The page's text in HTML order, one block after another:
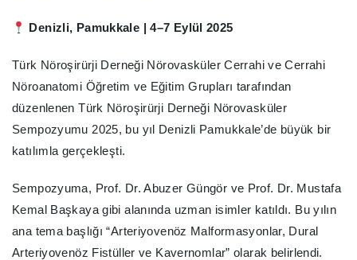
Denizli, Pamukkale | 4–7 Eylül 2025
Türk Nöroşirürji Derneği Nörovasküler Cerrahi ve Cerrahi
Nöroanatomi Öğretim ve Eğitim Grupları tarafından
düzenlenen Türk Nöroşirürji Derneği Nörovasküler
Sempozyumu 2025, bu yıl Denizli Pamukkale’de büyük bir
katılımla gerçekleşti.
Sempozyuma, Prof. Dr. Abuzer Güngör ve Prof. Dr. Mustafa
Kemal Başkaya gibi alanında uzman isimler katıldı. Bu yılın
ana tema başlığı “Arteriyovenöz Malformasyonlar, Dural
Arteriyovenöz Fistüller ve Kavernomlar” olarak belirlendi.